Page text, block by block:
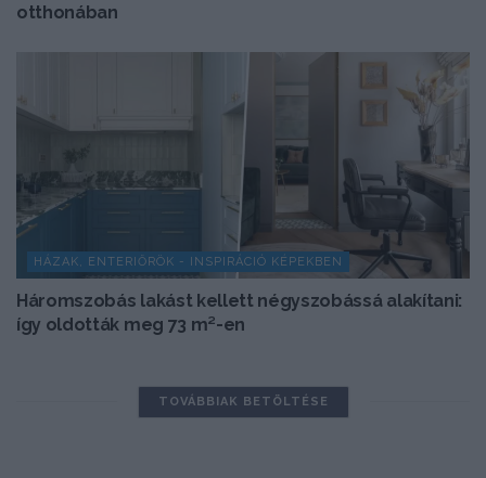
otthonában
HÁZAK, ENTERIŐRÖK - INSPIRÁCIÓ KÉPEKBEN
Háromszobás lakást kellett négyszobássá alakítani:
így oldották meg 73 m²-en
TOVÁBBIAK BETÖLTÉSE